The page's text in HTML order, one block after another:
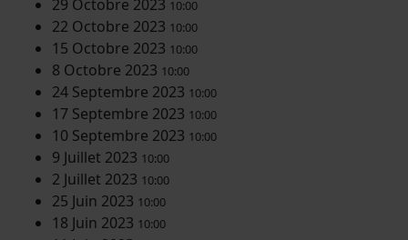
29 Octobre 2023 10:00
22 Octobre 2023 10:00
15 Octobre 2023 10:00
8 Octobre 2023 10:00
24 Septembre 2023 10:00
17 Septembre 2023 10:00
10 Septembre 2023 10:00
9 Juillet 2023 10:00
2 Juillet 2023 10:00
25 Juin 2023 10:00
18 Juin 2023 10:00